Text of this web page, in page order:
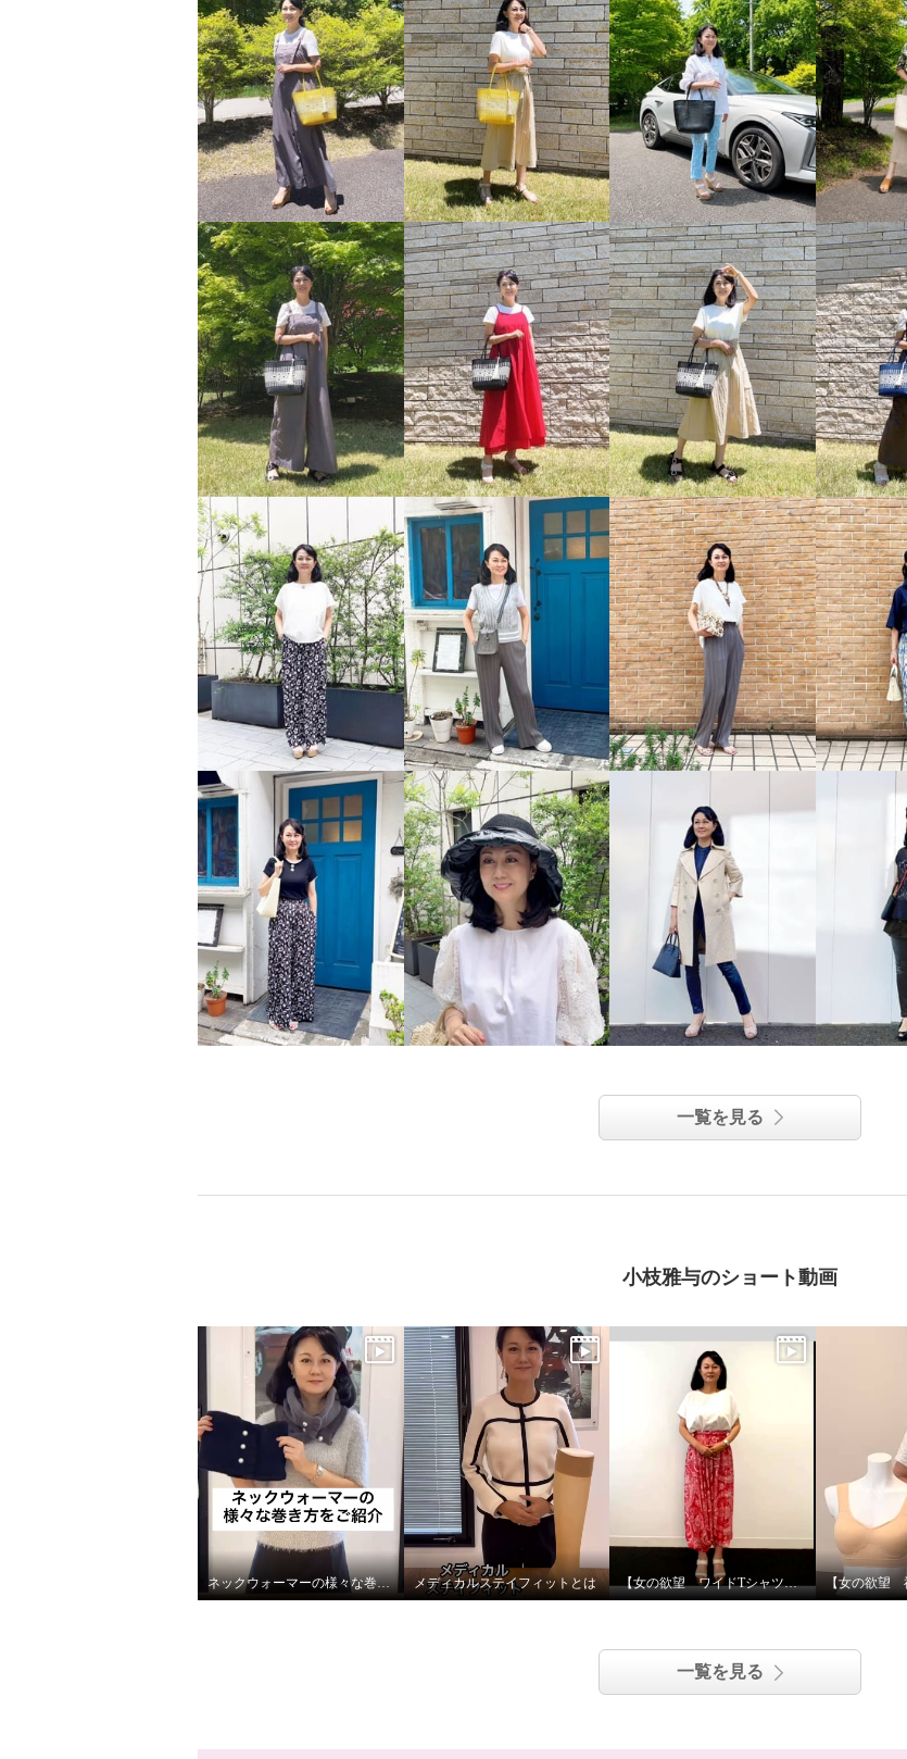
一覧を見る
小枝雅与のショート動画
ネックウォーマーの様々な巻き方 メディカルステイフィットとは 【女の欲望 ワイドTシャツ＆接触冷感マルチドレスパンツ】5wayで着用できます！
一覧を見る